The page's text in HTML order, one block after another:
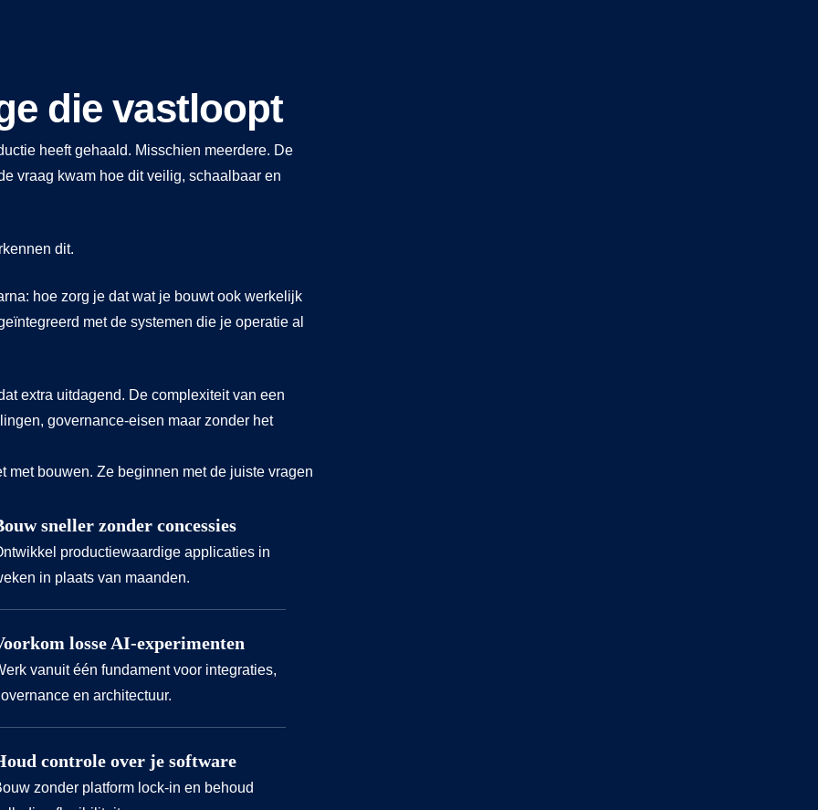
die vastloopt
heeft gehaald. Misschien meerdere. De
vraag kwam hoe dit veilig, schaalbaar en
dit.
hoe zorg je dat wat je bouwt ook werkelijk
met de systemen die je operatie al
extra uitdagend. De complexiteit van een
governance-eisen maar zonder het
bouwen. Ze beginnen met de juiste vragen
sneller zonder concessies
productiewaardige applicaties in
in plaats van maanden.
losse AI-experimenten
vanuit één fundament voor integraties,
en architectuur.
controle over je software
zonder platform lock-in en behoud